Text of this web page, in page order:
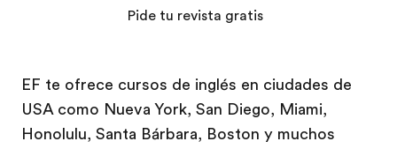
EF te ofrece cursos de inglés en ciudades de
USA como Nueva York, San Diego, Miami,
Honolulu, Santa Bárbara, Boston y muchos
Pide tu revista gratis